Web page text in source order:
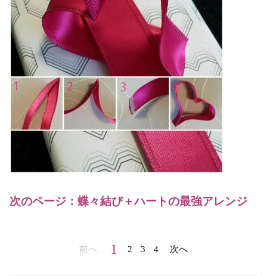
次のページ：蝶々結び＋ハートの最強アレンジ
前へ 1 2 3 4 次へ